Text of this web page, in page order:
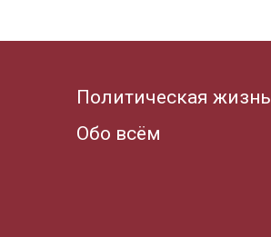
Политическая жизнь
Обо всём